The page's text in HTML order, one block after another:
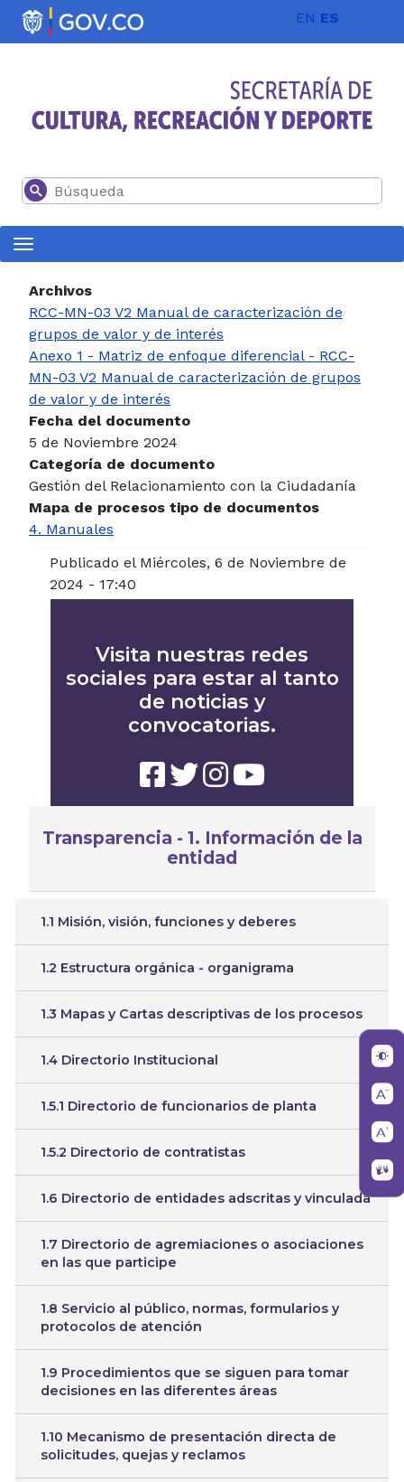
Pasar al contenido principal EN ES
Buscar
Transparencia - 1. Información de la
entidad
1.1 Misión, visión, funciones y deberes
1.2 Estructura orgánica - organigrama
1.3 Mapas y Cartas descriptivas de los procesos
1.4 Directorio Institucional
1.5.1 Directorio de funcionarios de planta
1.5.2 Directorio de contratistas
1.6 Directorio de entidades adscritas y vinculada
1.7 Directorio de agremiaciones o asociaciones
en las que participe
1.8 Servicio al público, normas, formularios y
protocolos de atención
1.9 Procedimientos que se siguen para tomar
decisiones en las diferentes áreas
1.10 Mecanismo de presentación directa de
solicitudes, quejas y reclamos
Archivos
RCC-MN-03 V2 Manual de caracterización de
grupos de valor y de interés
Anexo 1 - Matriz de enfoque diferencial - RCC-
MN-03 V2 Manual de caracterización de grupos
de valor y de interés
Fecha del documento
5 de Noviembre 2024
Categoría de documento
Gestión del Relacionamiento con la Ciudadanía
Mapa de procesos tipo de documentos
4. Manuales
Publicado el Miércoles, 6 de Noviembre de
2024 - 17:40
Visita nuestras redes
sociales para estar al tanto
de noticias y
convocatorias.